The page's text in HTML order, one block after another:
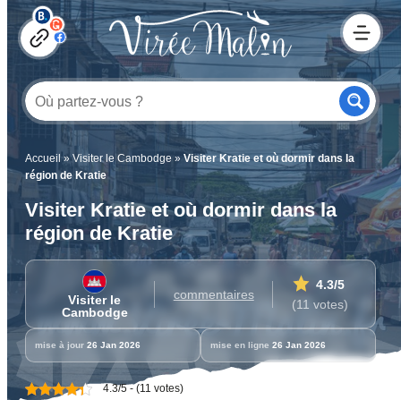
Accueil»Visiter le Cambodge »Visiter Kratie et où dormir dans la
région de Kratie
Visiter Kratie et où dormir dans la
région de Kratie
Visiter le
Cambodge
commentaires
4.3/5
(11 votes)
mise à jour 26 Jan 2026 mise en ligne 26 Jan 2026
4.3/5 - (11 votes)